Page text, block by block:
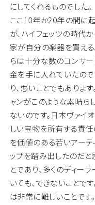
にしてくれるものでした。
ここ10年か20年の間に
が、ハイフェッツの時代
家が自分の楽器を買える
らは十分な数のコンサ
金を手に入れていたので
り、悪いことでもありま
ャンがこのような素晴
ないのです。日本ヴァイ
しい宝物を所有する責
を価値のある若いアーテ
ップを踏み出したのだ
とであり、多くのディー
いても、できないことで
は非常に難しいことです